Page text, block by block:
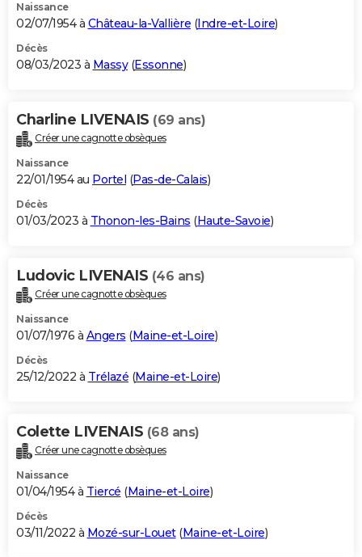
Naissance
02/07/1954 à Château-la-Vallière (Indre-et-Loire)
Décès
08/03/2023 à Massy(Essonne)
Charline LIVENAIS (69 ans)
Créer une cagnotte obsèques
Naissance
22/01/1954 au Portel (Pas-de-Calais)
Décès
01/03/2023 à Thonon-les-Bains (Haute-Savoie)
Ludovic LIVENAIS (46 ans)
Créer une cagnotte obsèques
Naissance
01/07/1976 à Angers (Maine-et-Loire)
Décès
25/12/2022 à Trélazé (Maine-et-Loire)
Colette LIVENAIS (68 ans)
Créer une cagnotte obsèques
Naissance
01/04/1954 à Tiercé (Maine-et-Loire)
Décès
03/11/2022 à Mozé-sur-Louet(Maine-et-Loire)